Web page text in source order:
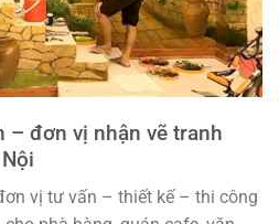
– đơn vị nhận vẽ tranh
vị tư vấn – thiết kế – thi công